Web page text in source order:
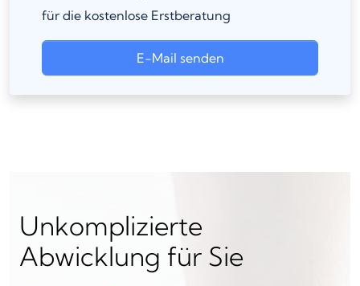
für die kostenlose Erstberatung
E-Mail senden
Unkomplizierte
Abwicklung für Sie